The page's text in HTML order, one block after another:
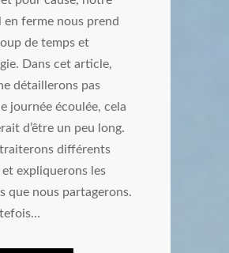
en ferme nous prend
de temps et
Dans cet article,
détaillerons pas
journée écoulée, cela
d’être un peu long.
différents
expliquerons les
que nous partagerons.